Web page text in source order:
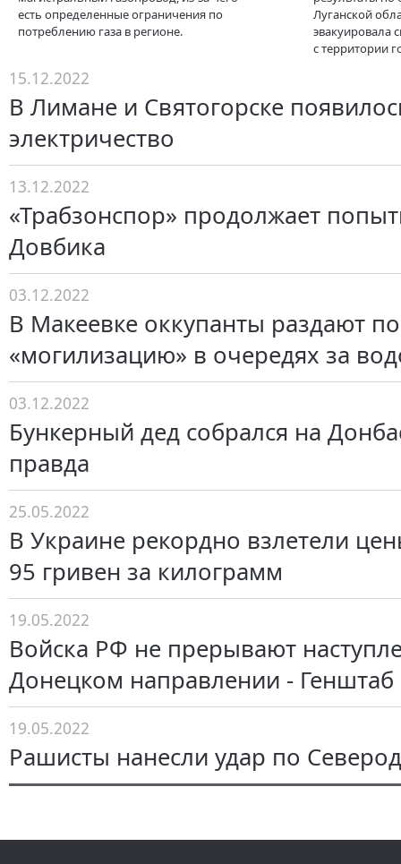
есть определенные ограничения по
потреблению газа в регионе.
Луганской
эвакуировала
с территории
15.12.2022
В Лимане и Святогорске
электричество
13.12.2022
«Трабзонспор» продолжает
Довбика
03.12.2022
В Макеевке оккупанты раздают
«могилизацию» в очередях за
03.12.2022
Бункерный дед собрался на
правда
25.05.2022
В Украине рекордно взлетели
95 гривен за килограмм
19.05.2022
Войска РФ не прерывают
Донецком направлении - Генштаб
19.05.2022
Рашисты нанесли удар по